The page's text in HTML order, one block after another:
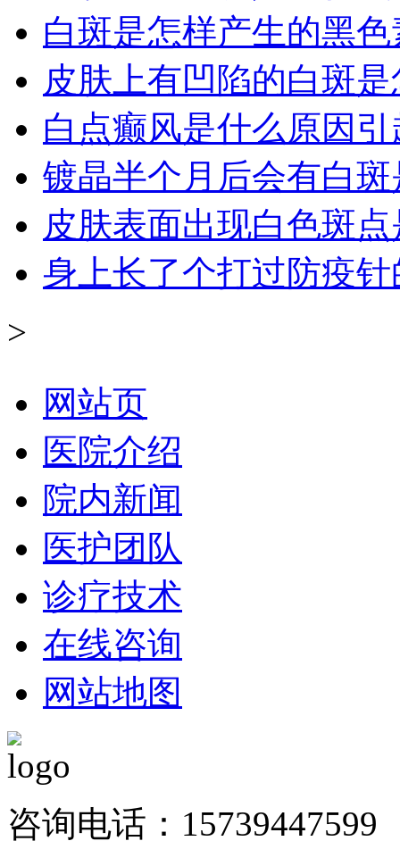
白斑是怎样产生的黑
皮肤上有凹陷的白斑
白点癫风是什么原因
镀晶半个月后会有白
皮肤表面出现白色斑
身上长了个打过防疫
>
网站页
医院介绍
院内新闻
医护团队
诊疗技术
在线咨询
网站地图
咨询电话：15739447599